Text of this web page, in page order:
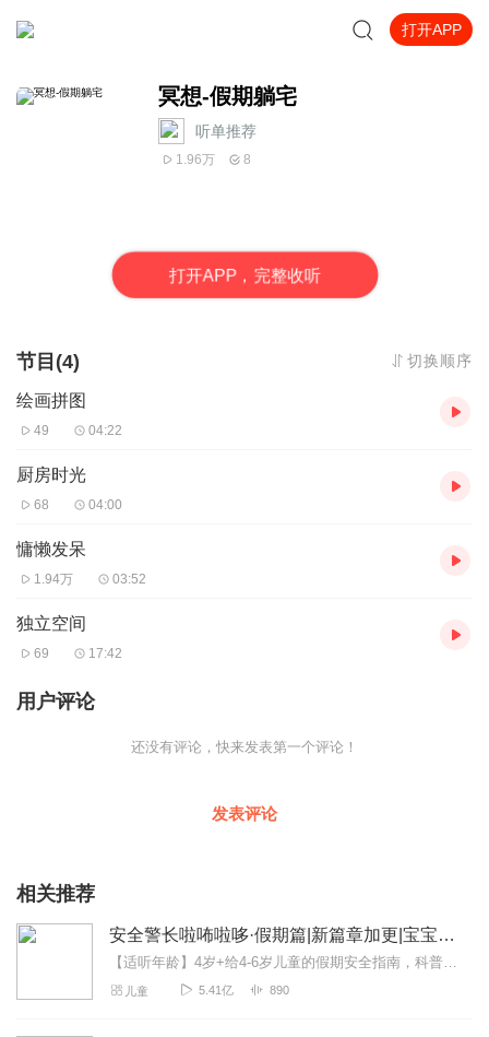
打开APP
冥想-假期躺宅
听单推荐
1.96万 8
打开APP，完整收听
节目(4) 切换顺序
绘画拼图
49 04:22
厨房时光
68 04:00
慵懒发呆
1.94万 03:52
独立空间
69 17:42
用户评论
还没有评论，快来发表第一个评论！
发表评论
相关推荐
安全警长啦咘啦哆·假期篇|新篇章加更|宝宝巴士故事
【适听年龄】4岁+给4-6岁儿童的假期安全指南，科普知识，守护成长。通过孩子喜欢的侦探故事和角色榜样，结合景点观光、户外畅玩、旅行途中、假期在家、商超玩乐等五大...
儿童 5.41亿 890